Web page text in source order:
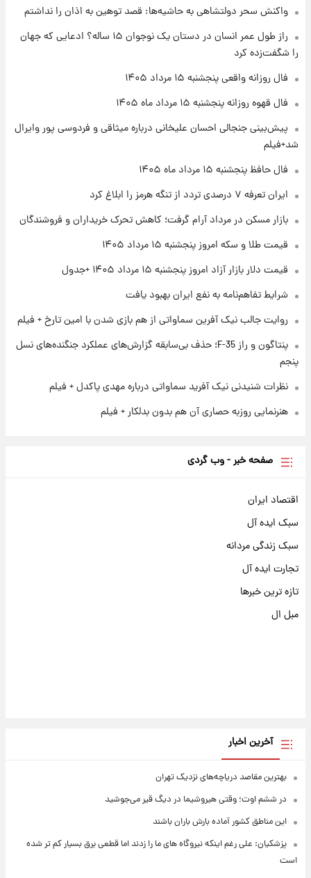
۲۲ ساعت پیش
۲۳ ساعت پیش
ارزش سهام عدالت برای امروز چهارشنبه ۱۴ مرداد
۱ روز پیش
نام خودرو، مبلغ پیش پرداخت و زمان تحویل |
سود مشارکت چند درصد است؟
واکنش سحر دولتشاهی به حاشیه‌ها: قصد توهین به اذان را نداشتم
راز طول عمر انسان در دستان یک نوجوان ۱۵ ساله؟ ادعایی که جهان
را شگفت‌زده کرد
فال روزانه واقعی پنجشنبه ۱۵ مرداد ۱۴۰۵
فال قهوه روزانه پنجشنبه ۱۵ مرداد ماه ۱۴۰۵
پیش‌بینی جنجالی احسان علیخانی درباره میثاقی و فردوسی پور وایرال
شد+فیلم
فال حافظ پنجشنبه ۱۵ مرداد ماه ۱۴۰۵
ایران تعرفه ۷ درصدی تردد از تنگه هرمز را ابلاغ کرد
بازار مسکن در مرداد آرام گرفت؛ کاهش تحرک خریداران و فروشندگان
قیمت طلا و سکه امروز پنجشنبه ۱۵ مرداد ۱۴۰۵
قیمت دلار بازار آزاد امروز پنجشنبه ۱۵ مرداد ۱۴۰۵ +جدول
شرایط تفاهم‌نامه به نفع ایران بهبود یافت
روایت جالب نیک آفرین سماواتی از هم بازی شدن با امین تارخ + فیلم
پنتاگون و راز F-35؛ حذف بی‌سابقه گزارش‌های عملکرد جنگنده‌های نسل
پنجم
نظرات شنیدنی نیک آفرید سماواتی درباره مهدی پاکدل + فیلم
هنرنمایی روزبه حصاری آن هم بدون بدلکار + فیلم
صفحه خبر - وب گردی
اقتصاد ایران
سبک ایده آل
سبک زندگی مردانه
تجارت ایده آل
تازه ترین خبرها
مبل ال
آخرین اخبار
بهترین مقاصد دریاچه‌های نزدیک تهران
در ششم اوت؛ وقتی هیروشیما در دیگ قیر می‌جوشید
این مناطق کشور آماده بارش باران باشند
پزشکیان: علی رغم اینکه نیروگاه های ما را زدند اما قطعی برق بسیار کم تر شده
است